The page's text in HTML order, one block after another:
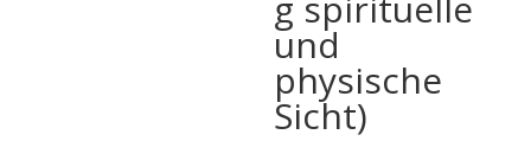
und
physische
Sicht)